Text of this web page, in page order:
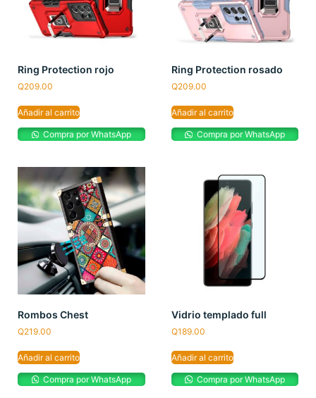
Ring Protection rojo
Q209.00
Añadir al carrito
Compra por WhatsApp
Ring Protection rosado
Q209.00
Añadir al carrito
Compra por WhatsApp
Rombos Chest
Q219.00
Añadir al carrito
Compra por WhatsApp
Vidrio templado full
Q189.00
Añadir al carrito
Compra por WhatsApp